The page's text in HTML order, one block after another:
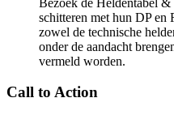
schitteren met hun DP en
zowel de technische
onder de aandacht
vermeld worden.
Call to Action